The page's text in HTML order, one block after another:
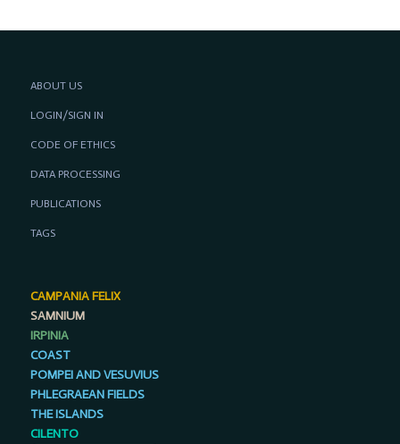
ABOUT US
LOGIN/SIGN IN
CODE OF ETHICS
DATA PROCESSING
PUBLICATIONS
TAGS
CAMPANIA FELIX
SAMNIUM
IRPINIA
COAST
POMPEI AND VESUVIUS
PHLEGRAEAN FIELDS
THE ISLANDS
CILENTO